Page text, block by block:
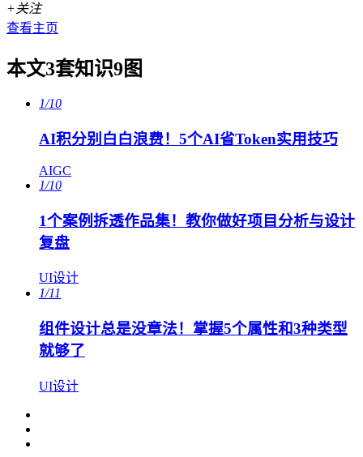
+关注
查看主页
本文3套知识9图
1/10
AI积分别白白浪费！5个AI省Token实用技巧
AIGC
1/10
1个案例拆透作品集！教你做好项目分析与设计
复盘
UI设计
1/11
组件设计总是没章法！掌握5个属性和3种类型
就够了
UI设计